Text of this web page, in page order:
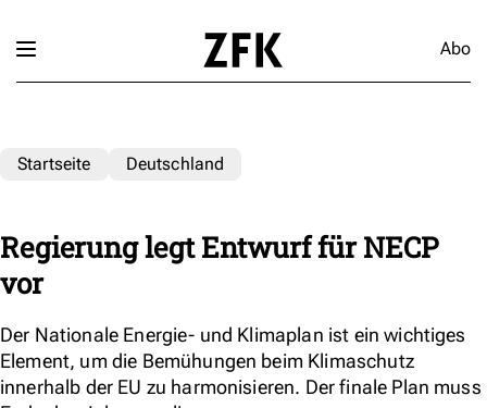
Abo
Startseite Deutschland
Regierung legt Entwurf für NECP
vor
Der Nationale Energie- und Klimaplan ist ein wichtiges
Element, um die Bemühungen beim Klimaschutz
innerhalb der EU zu harmonisieren. Der finale Plan muss